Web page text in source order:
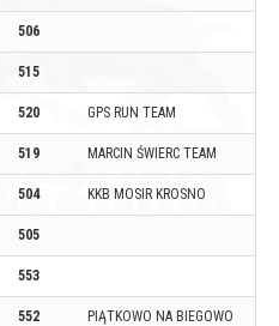
506
515
520 GPS RUN TEAM
519 MARCIN ŚWIERC TEAM
504 KKB MOSIR KROSNO
505
553
552 PIĄTKOWO NA BIEGOWO